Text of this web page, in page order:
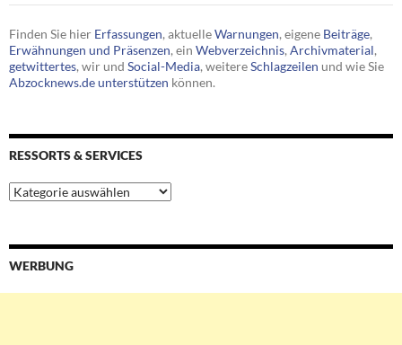
Finden Sie hier Erfassungen, aktuelleWarnungen, eigene Beiträge,
Erwähnungen und Präsenzen, ein Webverzeichnis, Archivmaterial,
getwittertes, wir und Social-Media, weitereSchlagzeilen und wie Sie
Abzocknews.de unterstützen können.
RESSORTS & SERVICES
Ressorts
&
WERBUNG